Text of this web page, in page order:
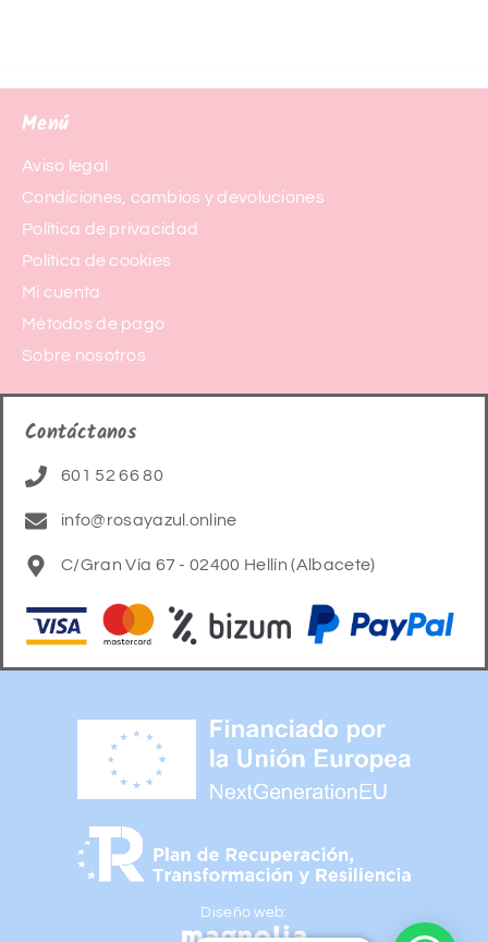
Menú
Aviso legal
Condiciones, cambios y devoluciones
Política de privacidad
Política de cookies
Mi cuenta
Métodos de pago
Sobre nosotros
Contáctanos
601 52 66 80
info@rosayazul.online
C/Gran Vía 67 - 02400 Hellín (Albacete)
Diseño web: